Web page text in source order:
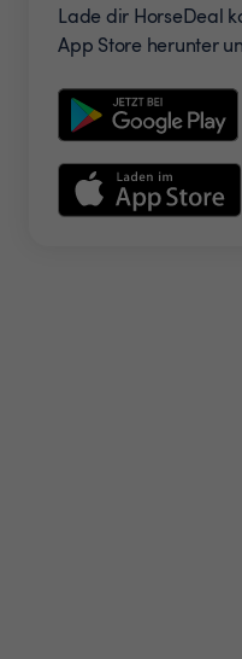
Lade dir HorseDeal
App Store herunter